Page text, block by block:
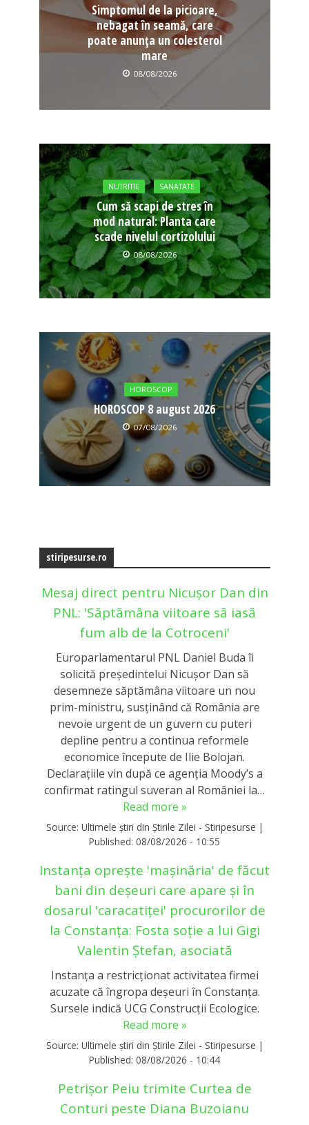
Simptomul de la picioare,
nebagat în seamă, care
poate anunța un colesterol
mare
08/08/2026
NUTRITIE SANATATE
Cum să scapi de stres în
mod natural: Planta care
scade nivelul cortizolului
08/08/2026
HOROSCOP
HOROSCOP 8 august 2026
07/08/2026
stiripesurse.ro
Mesaj direct pentru Nicușor Dan din
PNL: 'Săptămâna viitoare să iasă
fum alb de la Cotroceni'
Europarlamentarul PNL Daniel Buda îi
solicită președintelui Nicușor Dan să
desemneze săptămâna viitoare un nou
prim-ministru, susținând că România are
nevoie urgent de un guvern cu puteri
depline pentru a continua reformele
economice începute de Ilie Bolojan.
Declarațiile vin după ce agenția Moody’s a
confirmat ratingul suveran al României la…
Read more »
Source: Ultimele știri din Știrile Zilei - Stiripesurse |
Published: 08/08/2026 - 10:55
Instanța oprește 'mașinăria' de făcut
bani din deșeuri care apare și în
dosarul 'caracatiței' procurorilor de
la Constanța: Fosta soție a lui Gigi
Valentin Ștefan, asociată
Instanța a restricționat activitatea firmei
acuzate că îngropa deșeuri în Constanța.
Sursele indică UCG Construcții Ecologice.
Read more »
Source: Ultimele știri din Știrile Zilei - Stiripesurse |
Published: 08/08/2026 - 10:44
Petrișor Peiu trimite Curtea de
Conturi peste Diana Buzoianu